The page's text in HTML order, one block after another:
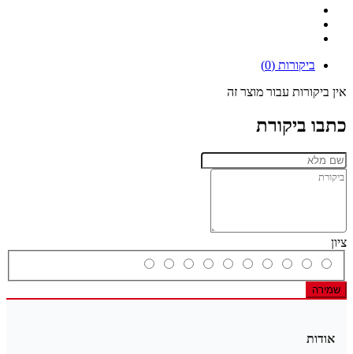
ביקורות (0)
אין ביקורות עבור מוצר זה
כתבו ביקורת
ציון
שמירה
אודות